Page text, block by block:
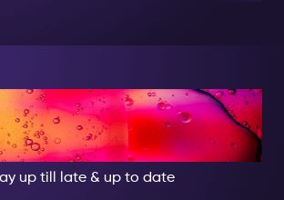
BECOME
GREAT!
up till late & up to date